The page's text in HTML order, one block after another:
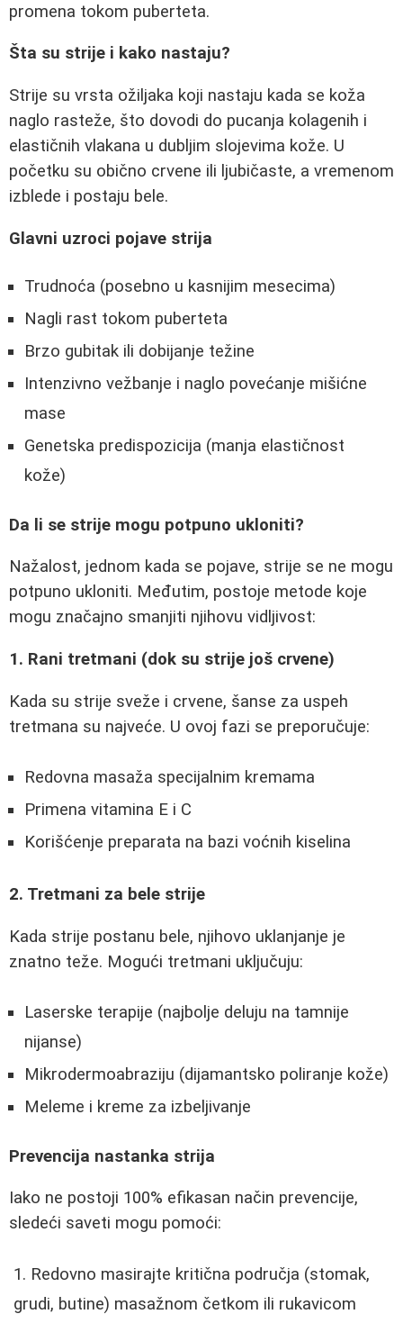
promena tokom puberteta.
Šta su strije i kako nastaju?
Strije su vrsta ožiljaka koji nastaju kada se koža
naglo rasteže, što dovodi do pucanja kolagenih i
elastičnih vlakana u dubljim slojevima kože. U
početku su obično crvene ili ljubičaste, a vremenom
izblede i postaju bele.
Glavni uzroci pojave strija
Trudnoća (posebno u kasnijim mesecima)
Nagli rast tokom puberteta
Brzo gubitak ili dobijanje težine
Intenzivno vežbanje i naglo povećanje mišićne
mase
Genetska predispozicija (manja elastičnost
kože)
Da li se strije mogu potpuno ukloniti?
Nažalost, jednom kada se pojave, strije se ne mogu
potpuno ukloniti. Međutim, postoje metode koje
mogu značajno smanjiti njihovu vidljivost:
1. Rani tretmani (dok su strije još crvene)
Kada su strije sveže i crvene, šanse za uspeh
tretmana su najveće. U ovoj fazi se preporučuje:
Redovna masaža specijalnim kremama
Primena vitamina E i C
Korišćenje preparata na bazi voćnih kiselina
2. Tretmani za bele strije
Kada strije postanu bele, njihovo uklanjanje je
znatno teže. Mogući tretmani uključuju:
Laserske terapije (najbolje deluju na tamnije
nijanse)
Mikrodermoabraziju (dijamantsko poliranje kože)
Meleme i kreme za izbeljivanje
Prevencija nastanka strija
Iako ne postoji 100% efikasan način prevencije,
sledeći saveti mogu pomoći:
Redovno masirajte kritična područja (stomak,
grudi, butine) masažnom četkom ili rukavicom